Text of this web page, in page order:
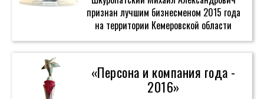
признан лучшим бизнесменом 2015 года
на территории Кемеровской области
«Персона и компания года -
2016»